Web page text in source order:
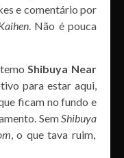
e comentário por
. Não é pouca
Shibuya Near
para estar aqui,
ficam no fundo e
Sem Shibuya
, o que tava ruim,